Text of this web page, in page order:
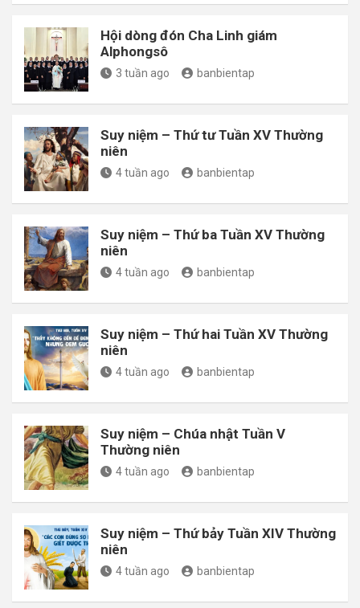
Hội dòng đón Cha Linh giám
Alphongsô
3 tuần ago banbientap
Suy niệm – Thứ tư Tuần XV Thường
niên
4 tuần ago banbientap
Suy niệm – Thứ ba Tuần XV Thường
niên
4 tuần ago banbientap
Suy niệm – Thứ hai Tuần XV Thường
niên
4 tuần ago banbientap
Suy niệm – Chúa nhật Tuần V
Thường niên
4 tuần ago banbientap
Suy niệm – Thứ bảy Tuần XIV Thường
niên
4 tuần ago banbientap